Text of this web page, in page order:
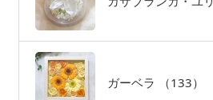
ガーベラ （133）